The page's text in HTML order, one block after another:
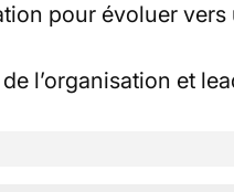
pour évoluer
l’organisation et